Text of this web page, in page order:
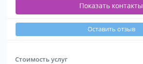
Показать контакты
Оставить отзыв
Стоимость услуг